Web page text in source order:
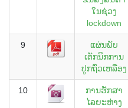
ໃນຊ່ວງ
lockdown
9
ແຜ່ນພັບ
ເຕັກນິກການ
ປູກຖົ່ວເຫລືອງ
10
ການຮັກສາ
ໄລຍະຫ່າງ